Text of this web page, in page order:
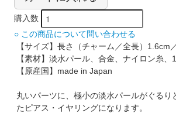
購入数
○ この商品について問い合わせる
【サイズ】長さ（チャーム／全長）1.6cm
【素材】淡水パール、合金、ナイロン糸、
【原産国】made in Japan
丸いパーツに、極小の淡水パールがぐるり
たピアス・イヤリングになります。